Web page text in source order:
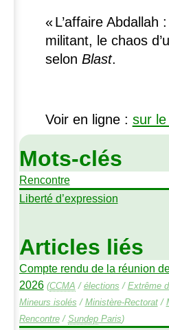
«L’affaire Abdallah
militant, le chaos
selon Blast.
Voir en ligne : sur le
Mots-clés
Rencontre
Liberté d’expression
Articles liés
Compte rendu de la réunion
2026 (CCMA / élections / Extrême
Mineurs isolés / Ministère-Rectorat/
Rencontre/ SundepParis)